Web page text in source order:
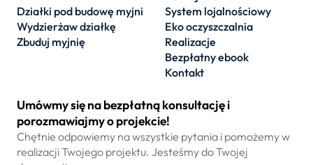
Działki pod budowę myjni
Wydzierżaw działkę
Zbuduj myjnię
System lojalnościowy
Eko oczyszczalnia
Realizacje
Bezpłatny ebook
Kontakt
Umówmy się na bezpłatną konsultację i
porozmawiajmy o projekcie!
Chętnie odpowiemy na wszystkie pytania i pomożemy w
realizacji Twojego projektu. Jesteśmy do Twojej